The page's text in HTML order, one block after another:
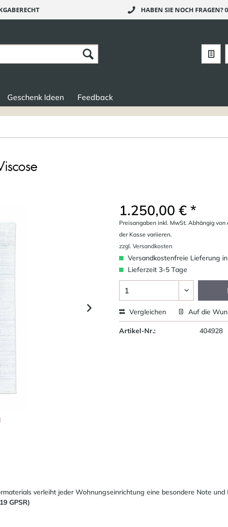
HABEN SIE NOCH FRAGEN?
Geschenk Ideen Feedback
1.250,00 € *
Preisangaben inkl. MwSt. Abhängig
der Kasse variieren.
zzgl. Versandkosten
Versandkostenfreie Lieferung
Lieferzeit 3-5 Tage
Vergleichen Auf die
Artikel-Nr.: 404928
verleiht jeder Wohnungseinrichtung eine besondere Note und
GPSR)